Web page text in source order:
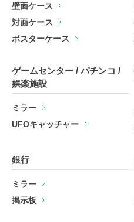
壁面ケース
対面ケース
ポスターケース
ゲームセンター / パチンコ /
娯楽施設
ミラー
UFOキャッチャー
銀行
ミラー
掲示板